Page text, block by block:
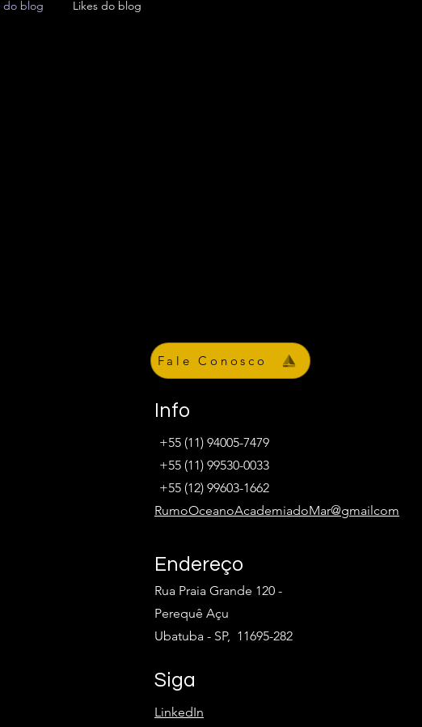
do blog Likes do blog
Fale Conosco
Info
+55 (11) 94005-7479
+55 (11) 99530-0033
+55 (12) 99603-1662
RumoOceanoAcademiadoMar@gmailcom
Endereço
Rua Praia Grande 120 -
Perequê Açu
Ubatuba - SP, 11695-282
Siga
LinkedIn